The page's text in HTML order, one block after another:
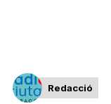
Redacció